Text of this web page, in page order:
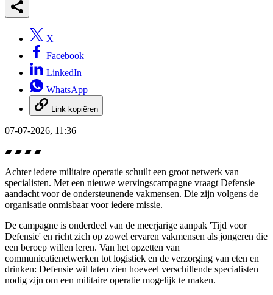
X
Facebook
LinkedIn
WhatsApp
Link kopiëren
07-07-2026, 11:36
Achter iedere militaire operatie schuilt een groot netwerk van
specialisten. Met een nieuwe wervingscampagne vraagt Defensie
aandacht voor de ondersteunende vakmensen. Die zijn volgens de
organisatie onmisbaar voor iedere missie.
De campagne is onderdeel van de meerjarige aanpak 'Tijd voor
Defensie' en richt zich op zowel ervaren vakmensen als jongeren die
een beroep willen leren. Van het opzetten van
communicatienetwerken tot logistiek en de verzorging van eten en
drinken: Defensie wil laten zien hoeveel verschillende specialisten
nodig zijn om een militaire operatie mogelijk te maken.